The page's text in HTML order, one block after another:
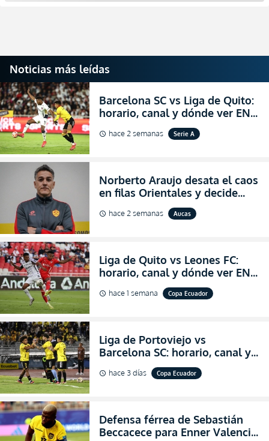
Noticias más leídas
Barcelona SC vs Liga de Quito:
horario, canal y dónde ver EN
VIVO la Fecha 22 de la LigaPro
2026
schedule hace 2 semanas Serie A
Norberto Araujo desata el caos
en filas Orientales y decide
abandonar la dirección técnica
de Aucas
schedule hace 2 semanas Aucas
Liga de Quito vs Leones FC:
horario, canal y dónde ver EN
VIVO los octavos de final de la
Copa Ecuador 2026
schedule hace 1 semana Copa Ecuador
Liga de Portoviejo vs
Barcelona SC: horario, canal y
dónde ver EN VIVO los octavos
de final de la Copa Ecuador
schedule hace 3 días Copa Ecuador
Defensa férrea de Sebastián
Beccacece para Enner Valencia